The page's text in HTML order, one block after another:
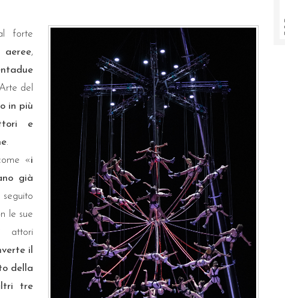
forte
aeree,
del
in più
e
.
«i
già
le sue
attori
il
della
tre